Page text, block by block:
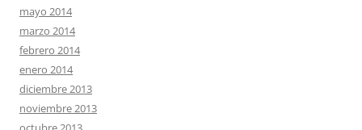
mayo 2014
marzo 2014
febrero 2014
enero 2014
diciembre 2013
noviembre 2013